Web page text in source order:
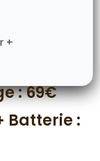
+
: 69€
Batterie :